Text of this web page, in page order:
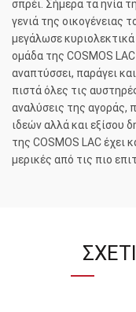
σπρέι. Σήμερα τα ηνία
γενιά της οικογένειας
μεγάλωσε
ομάδα της COSMOS
αναπτύσσει, παράγει
πιστά όλες τις
αναλύσεις της αγοράς,
ιδεών αλλά και εξίσου
της COSMOS LAC έχει
μερικές από τις πιο